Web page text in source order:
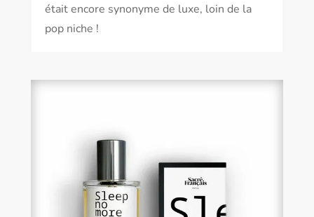
était encore synonyme de luxe, loin de la
pop niche !